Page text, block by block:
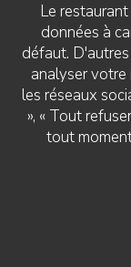
Le
données à
défaut.
analyser votre
les réseaux
», « Tout
tout